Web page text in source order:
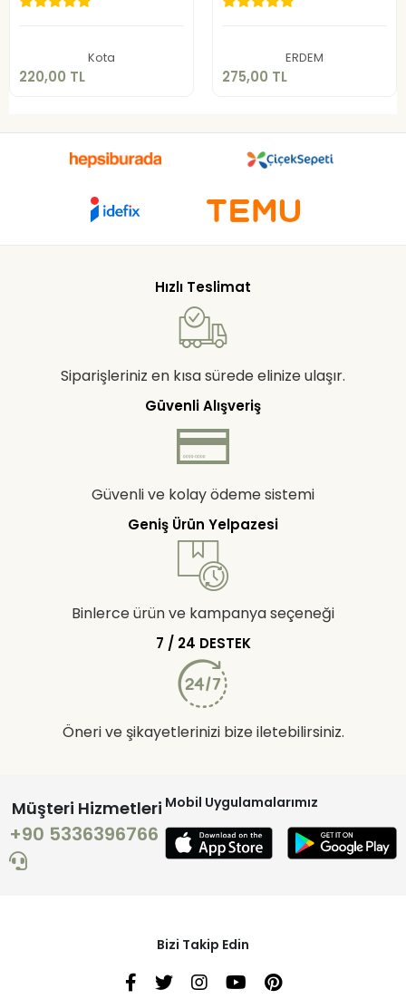
Kota
220,00 TL
220,00 TL
ERDEM
275,00 TL
275,00 TL
Hızlı Teslimat
Siparişleriniz en kısa sürede elinize ulaşır.
Güvenli Alışveriş
Güvenli ve kolay ödeme sistemi
Geniş Ürün Yelpazesi
Binlerce ürün ve kampanya seçeneği
7 / 24 DESTEK
Öneri ve şikayetlerinizi bize iletebilirsiniz.
Müşteri Hizmetleri
+90 5336396766
Mobil Uygulamalarımız
Bizi Takip Edin